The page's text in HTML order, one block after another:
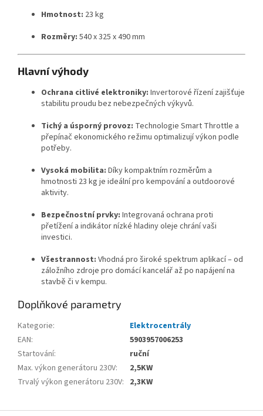
Hmotnost: 23 kg
Rozměry: 540 x 325 x 490 mm
Hlavní výhody
Ochrana citlivé elektroniky: Invertorové řízení zajišťuje
stabilitu proudu bez nebezpečných výkyvů.
Tichý a úsporný provoz: Technologie Smart Throttle a
přepínač ekonomického režimu optimalizují výkon podle
potřeby.
Vysoká mobilita: Díky kompaktním rozměrům a
hmotnosti 23 kg je ideální pro kempování a outdoorové
aktivity.
Bezpečnostní prvky: Integrovaná ochrana proti
přetížení a indikátor nízké hladiny oleje chrání vaši
investici.
Všestrannost: Vhodná pro široké spektrum aplikací – od
záložního zdroje pro domácí kancelář až po napájení na
stavbě či v kempu.
Doplňkové parametry
Kategorie:
Elektrocentrály
EAN:
5903957006253
Startování:
ruční
Max. výkon generátoru 230V:
2,5KW
Trvalý výkon generátoru 230V: 2,3KW